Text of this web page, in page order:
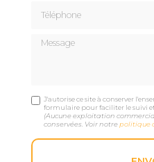
Message
J'autorise ce site à conserver
formulaire pour faciliter le suivi
(Aucune exploitation
conservées. Voir notrepolitique